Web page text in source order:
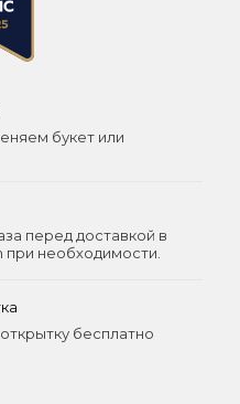
букет или
перед доставкой в
при необходимости.
бесплатно